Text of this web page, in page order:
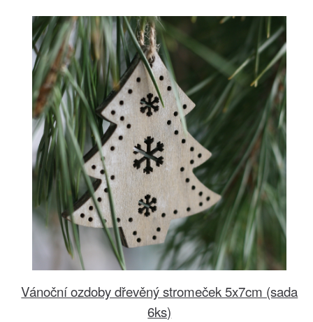
Vánoční ozdoby dřevěný stromeček 5x7cm (sada
6ks)